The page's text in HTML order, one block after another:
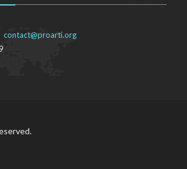
contact@proarti.org